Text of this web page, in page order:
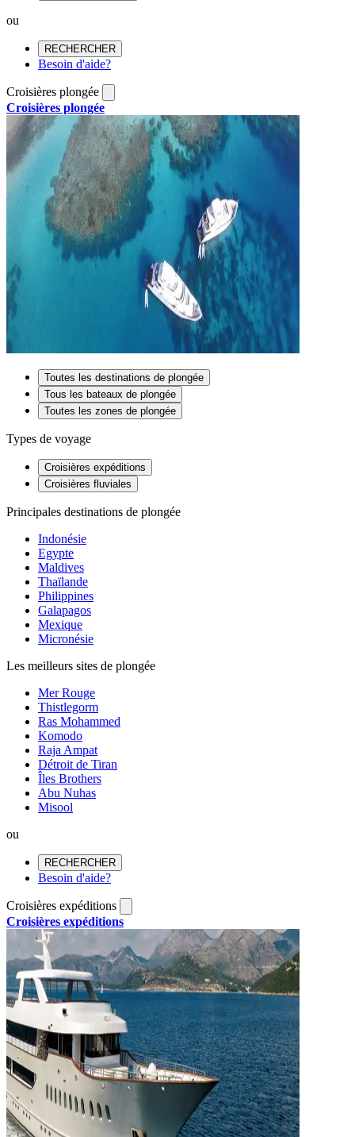
ou
RECHERCHER
Besoin d'aide?
Croisières plongée
Croisières plongée
Toutes les destinations de plongée
Tous les bateaux de plongée
Toutes les zones de plongée
Types de voyage
Croisières expéditions
Croisières fluviales
Principales destinations de plongée
Indonésie
Egypte
Maldives
Thaïlande
Philippines
Galapagos
Mexique
Micronésie
Les meilleurs sites de plongée
Mer Rouge
Thistlegorm
Ras Mohammed
Komodo
Raja Ampat
Détroit de Tiran
Îles Brothers
Abu Nuhas
Misool
ou
RECHERCHER
Besoin d'aide?
Croisières expéditions
Croisières expéditions